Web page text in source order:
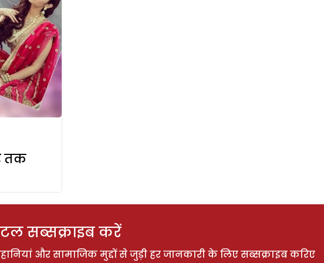
तक
सब्सक्राइब करें
और सामाजिक मुद्दों से जुड़ी हर जानकारी के लिए सब्सक्राइब करिए